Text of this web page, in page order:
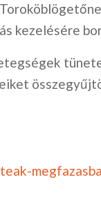
kezelésére